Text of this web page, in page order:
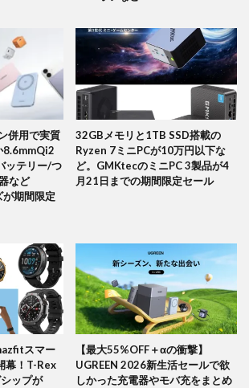
併用で実質
8.6mmQi2
ッテリー/つ
など
期間限定
32GBメモリと1TB SSD搭載の
Ryzen 7ミニPCが10万円以下な
ど。GMKtecのミニPC 3製品が4
月21日までの期間限定セール
スマー
幕！T-Rex
ップが
【最大55%OFF＋αの衝撃】
UGREEN 2026新生活セールで欲
しかった充電器やモバ充をまとめ